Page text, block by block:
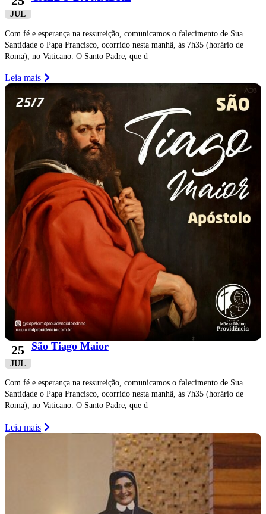
JUL
Com fé e esperança na ressureição, comunicamos o falecimento de Sua
Santidade o Papa Francisco, ocorrido nesta manhã, às 7h35 (horário de
Roma), no Vaticano. O Santo Padre, que d
Leia mais
25
JUL
São Tiago Maior
Com fé e esperança na ressureição, comunicamos o falecimento de Sua
Santidade o Papa Francisco, ocorrido nesta manhã, às 7h35 (horário de
Roma), no Vaticano. O Santo Padre, que d
Leia mais